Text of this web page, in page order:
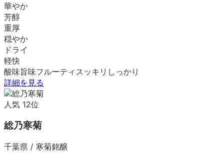
華やか
芳醇
重厚
穏やか
ドライ
軽快
酸味旨味フルーティ スッキリ しっかり
詳細を見る
人気 12位
総乃寒菊
千葉県 / 寒菊銘醸